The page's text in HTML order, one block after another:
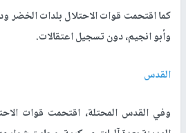
كما اقتحمت قوات الاحتلال بلدات الخضر
وأبو انجيم، دون تسجيل اعتقالات.
القدس
وفي القدس المحتلة، اقتحمت قوات